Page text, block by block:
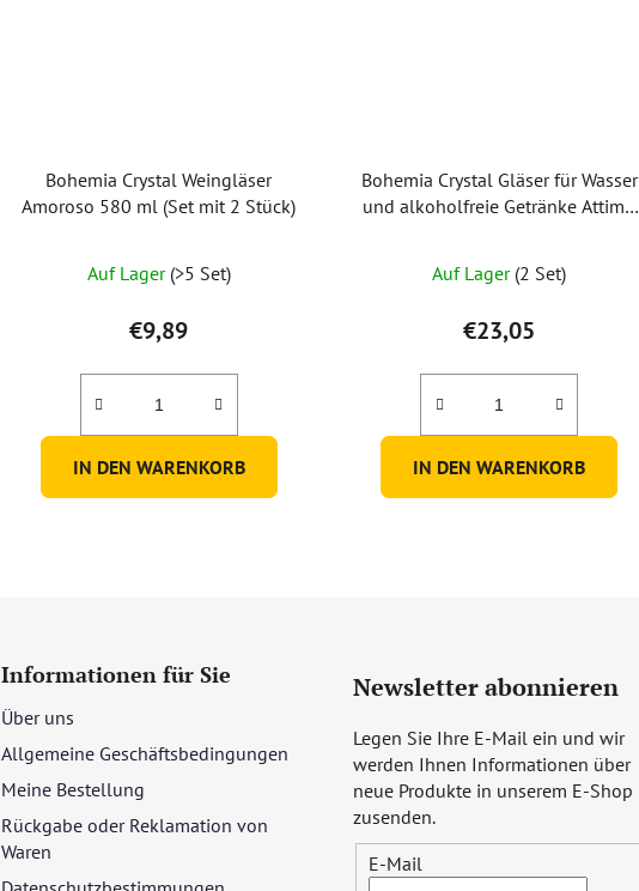
Bohemia Crystal Weingläser
Amoroso 580 ml (Set mit 2 Stück)
durchschnittliche
Produktbewertung
ist
5,0
von
Sternen.
Auf Lager (>5 Set)
€9,89
IN DEN WARENKORB
Bohemia Crystal Gläser für Wasser
und alkoholfreie Getränke Attimo
Auf Lager (2 Set)
€23,05
IN DEN WARENKORB
Informationen für Sie
Über uns
Allgemeine Geschäftsbedingungen
Meine Bestellung
Rückgabe oder Reklamation von
Waren
Newsletter abonnieren
Legen Sie Ihre E-Mail ein und wir
werden Ihnen Informationen über
neue Produkte in unserem E-Shop
zusenden.
E-Mail